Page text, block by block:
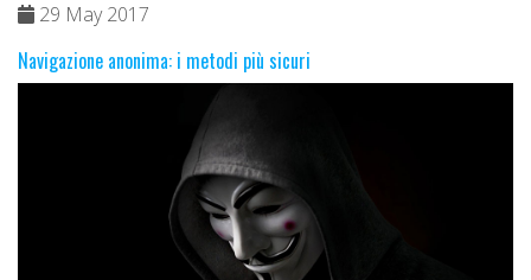
29 May 2017
Navigazione anonima: i metodi più sicuri